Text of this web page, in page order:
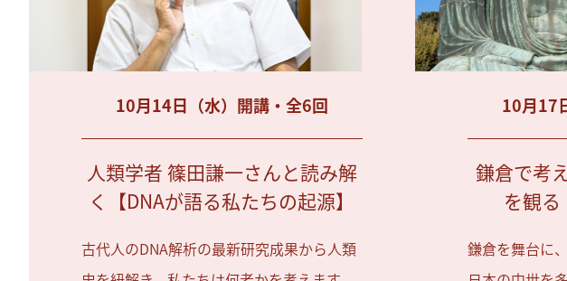
10月14日（水）開講・全6回
人類学者 篠田謙一さんと読み解
く【DNAが語る私たちの起源】
古代人のDNA解析の最新研究成果から人類
10月17
鎌倉で考
を観る
鎌倉を舞台に